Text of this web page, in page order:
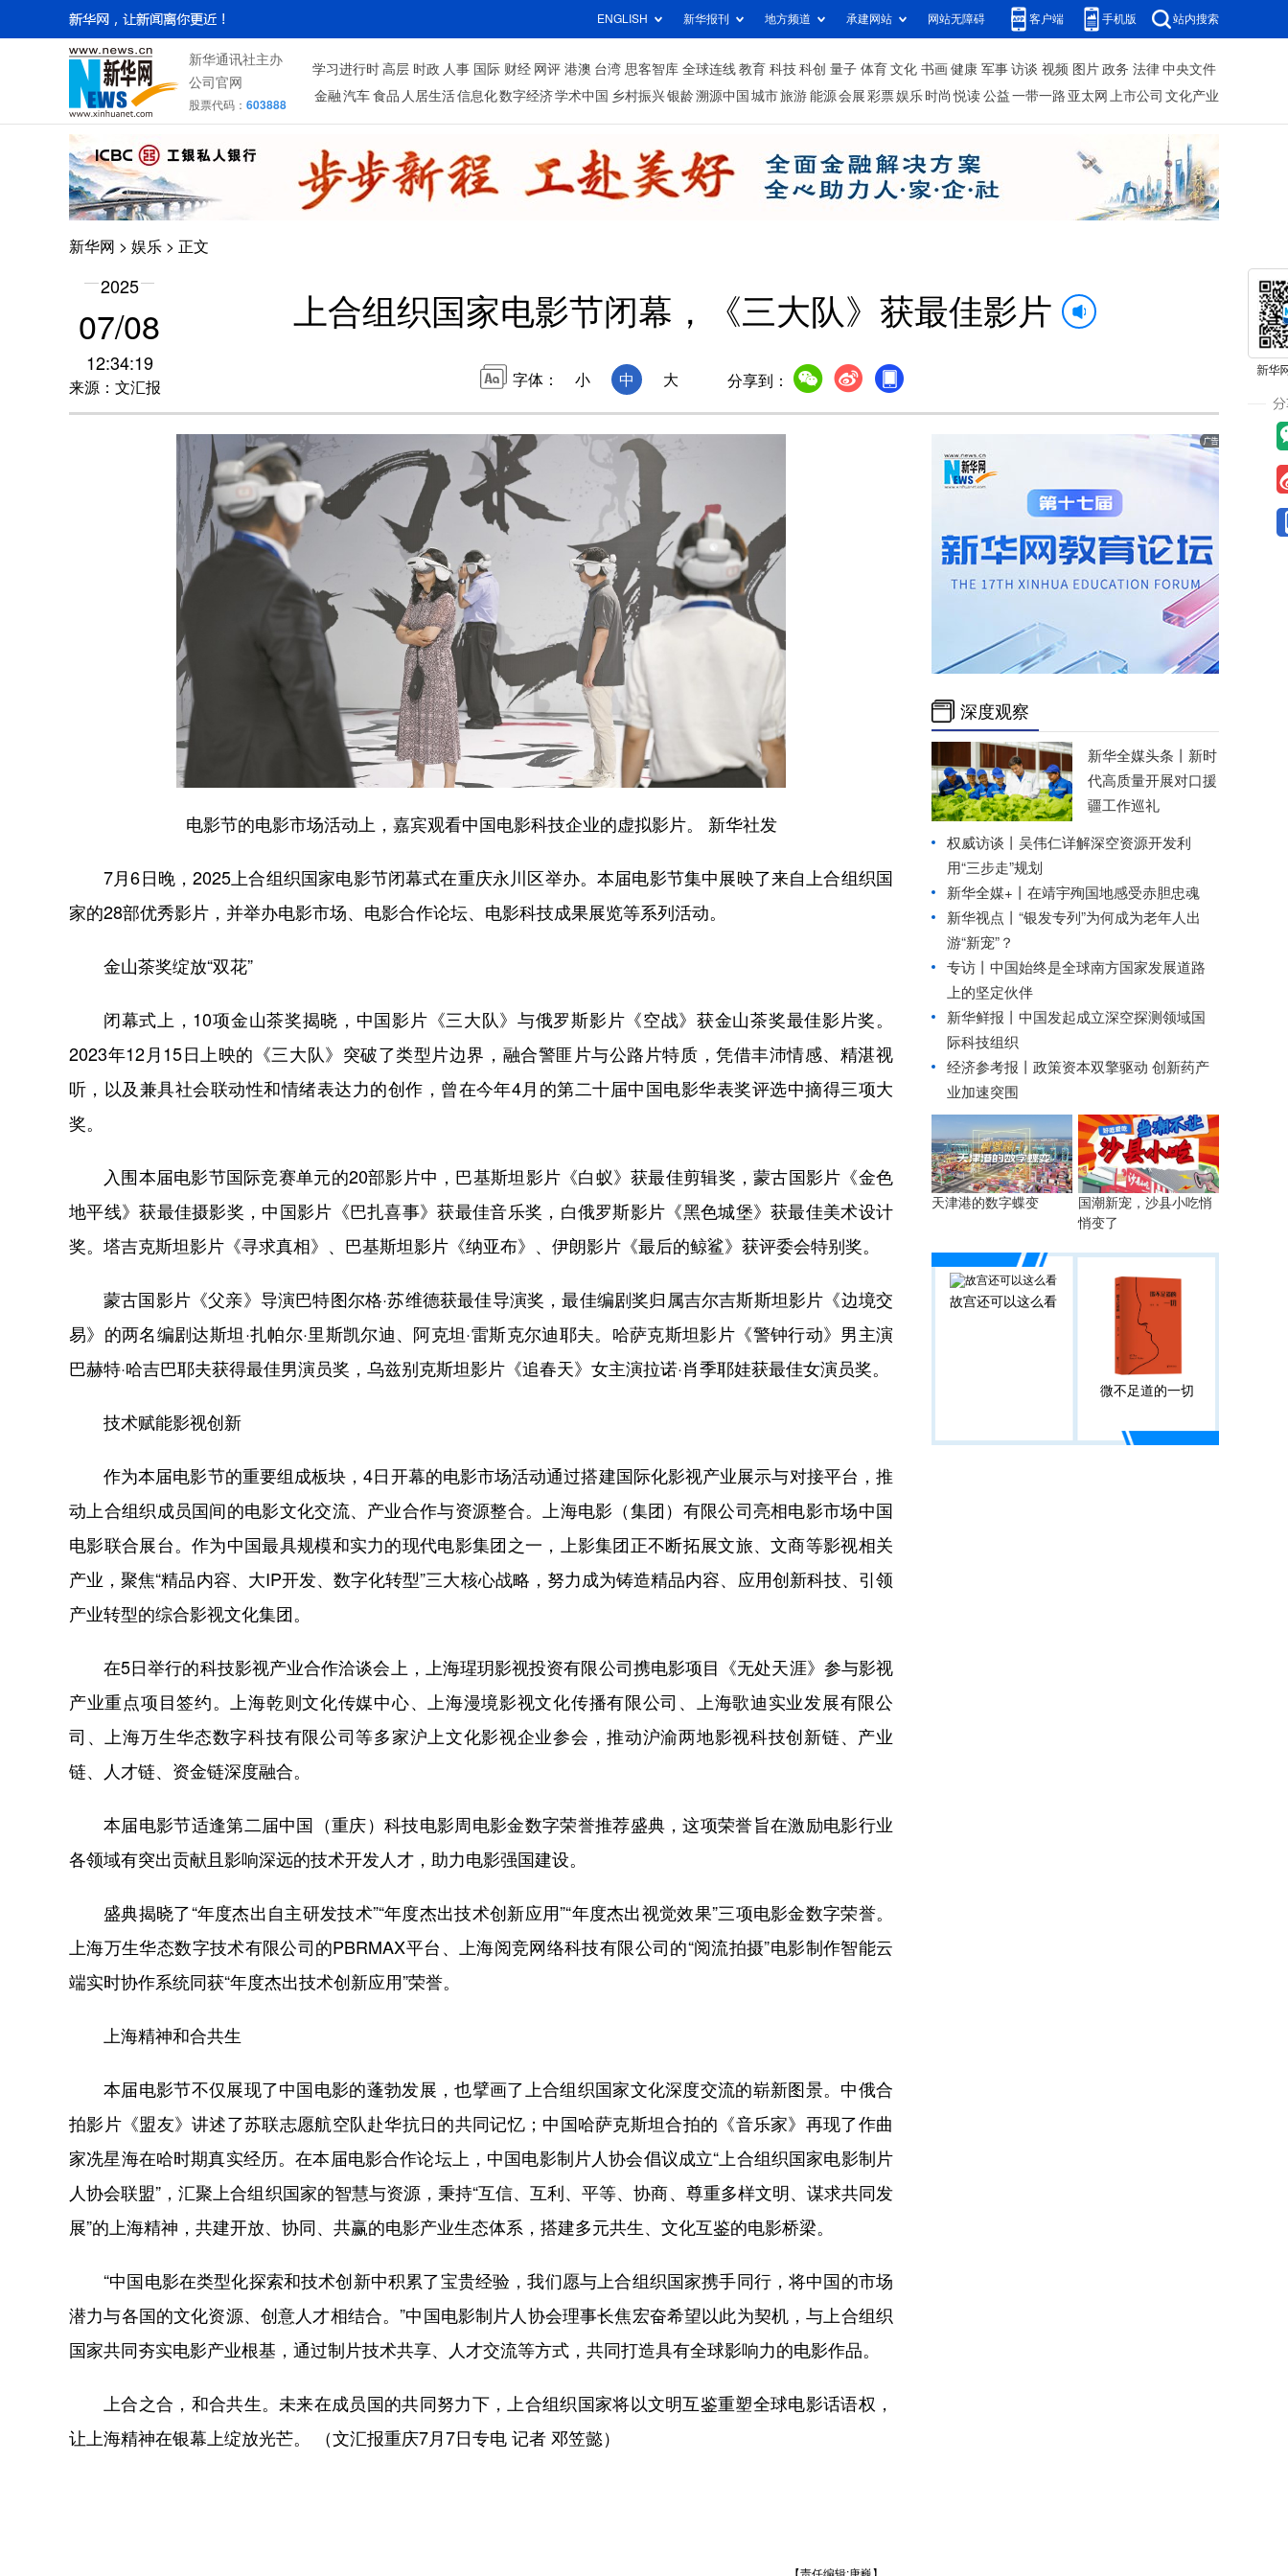
ENGLISH 新华报刊 地方频道 承建网站 网站无障碍 客户端 手机版 站内搜索
新华通讯社主办
公司官网
股票代码： 603888
学习进行时 高层 时政 人事 国际 财经 网评 港澳 台湾 思客智库 全球连线 教育 科技 科创 量子 体育 文化 书画 健康 军事 访谈 视频 图片 政务 法律 中央文件
金融 汽车 食品 人居生活信息化数字经济学术中国 乡村振兴银龄溯源中国 城市旅游 能源 会展 彩票娱乐 时尚 悦读 公益 一带一路 亚太网 上市公司 文化产业
新华网 > 娱乐 > 正文
2025
07/08
12:34:19
来源：文汇报
上合组织国家电影节闭幕，《三大队》获最佳影片
字体： 小 中 大 分享到：
电影节的电影市场活动上，嘉宾观看中国电影科技企业的虚拟影片。 新华社发
7月6日晚，2025上合组织国家电影节闭幕式在重庆永川区举办。本届电影节集中展映了来自上合组织国
家的28部优秀影片，并举办电影市场、电影合作论坛、电影科技成果展览等系列活动。
金山茶奖绽放“双花”
闭幕式上，10项金山茶奖揭晓，中国影片《三大队》与俄罗斯影片《空战》获金山茶奖最佳影片奖。
2023年12月15日上映的《三大队》突破了类型片边界，融合警匪片与公路片特质，凭借丰沛情感、精湛视
听，以及兼具社会联动性和情绪表达力的创作，曾在今年4月的第二十届中国电影华表奖评选中摘得三项大
奖。
入围本届电影节国际竞赛单元的20部影片中，巴基斯坦影片《白蚁》获最佳剪辑奖，蒙古国影片《金色
地平线》获最佳摄影奖，中国影片《巴扎喜事》获最佳音乐奖，白俄罗斯影片《黑色城堡》获最佳美术设计
奖。塔吉克斯坦影片《寻求真相》、巴基斯坦影片《纳亚布》、伊朗影片《最后的鲸鲨》获评委会特别奖。
蒙古国影片《父亲》导演巴特图尔格·苏维德获最佳导演奖，最佳编剧奖归属吉尔吉斯斯坦影片《边境交
易》的两名编剧达斯坦·扎帕尔·里斯凯尔迪、阿克坦·雷斯克尔迪耶夫。哈萨克斯坦影片《警钟行动》男主演
巴赫特·哈吉巴耶夫获得最佳男演员奖，乌兹别克斯坦影片《追春天》女主演拉诺·肖季耶娃获最佳女演员奖。
技术赋能影视创新
作为本届电影节的重要组成板块，4日开幕的电影市场活动通过搭建国际化影视产业展示与对接平台，推
动上合组织成员国间的电影文化交流、产业合作与资源整合。上海电影（集团）有限公司亮相电影市场中国
电影联合展台。作为中国最具规模和实力的现代电影集团之一，上影集团正不断拓展文旅、文商等影视相关
产业，聚焦“精品内容、大IP开发、数字化转型”三大核心战略，努力成为铸造精品内容、应用创新科技、引领
产业转型的综合影视文化集团。
在5日举行的科技影视产业合作洽谈会上，上海瑆玥影视投资有限公司携电影项目《无处天涯》参与影视
产业重点项目签约。上海乾则文化传媒中心、上海漫境影视文化传播有限公司、上海歌迪实业发展有限公
司、上海万生华态数字科技有限公司等多家沪上文化影视企业参会，推动沪渝两地影视科技创新链、产业
链、人才链、资金链深度融合。
本届电影节适逢第二届中国（重庆）科技电影周电影金数字荣誉推荐盛典，这项荣誉旨在激励电影行业
各领域有突出贡献且影响深远的技术开发人才，助力电影强国建设。
盛典揭晓了“年度杰出自主研发技术”“年度杰出技术创新应用”“年度杰出视觉效果”三项电影金数字荣誉。
上海万生华态数字技术有限公司的PBRMAX平台、上海阅竞网络科技有限公司的“阅流拍摄”电影制作智能云
端实时协作系统同获“年度杰出技术创新应用”荣誉。
上海精神和合共生
本届电影节不仅展现了中国电影的蓬勃发展，也擘画了上合组织国家文化深度交流的崭新图景。中俄合
拍影片《盟友》讲述了苏联志愿航空队赴华抗日的共同记忆；中国哈萨克斯坦合拍的《音乐家》再现了作曲
家冼星海在哈时期真实经历。在本届电影合作论坛上，中国电影制片人协会倡议成立“上合组织国家电影制片
人协会联盟”，汇聚上合组织国家的智慧与资源，秉持“互信、互利、平等、协商、尊重多样文明、谋求共同发
展”的上海精神，共建开放、协同、共赢的电影产业生态体系，搭建多元共生、文化互鉴的电影桥梁。
“中国电影在类型化探索和技术创新中积累了宝贵经验，我们愿与上合组织国家携手同行，将中国的市场
潜力与各国的文化资源、创意人才相结合。”中国电影制片人协会理事长焦宏奋希望以此为契机，与上合组织
国家共同夯实电影产业根基，通过制片技术共享、人才交流等方式，共同打造具有全球影响力的电影作品。
上合之合，和合共生。未来在成员国的共同努力下，上合组织国家将以文明互鉴重塑全球电影话语权，
让上海精神在银幕上绽放光芒。 （文汇报重庆7月7日专电 记者 邓笠懿）
深度观察
新华全媒头条丨 新时
代高质量开展对口援
疆工作巡礼
权威访谈丨 吴伟仁详解深空资源开发利
用“三步走”规划
新华全媒+丨 在靖宇殉国地感受赤胆忠魂
新华视点丨 “银发专列”为何成为老年人出
游“新宠”？
专访丨中国始终是全球南方国家发展道路
上的坚定伙伴
新华鲜报丨中国发起成立深空探测领域国
际科技组织
经济参考报丨 政策资本双擎驱动 创新药产
业加速突围
天津港的数字蝶变
国潮新宠，沙县小吃悄
悄变了
故宫还可以这么看
微不足道的一切